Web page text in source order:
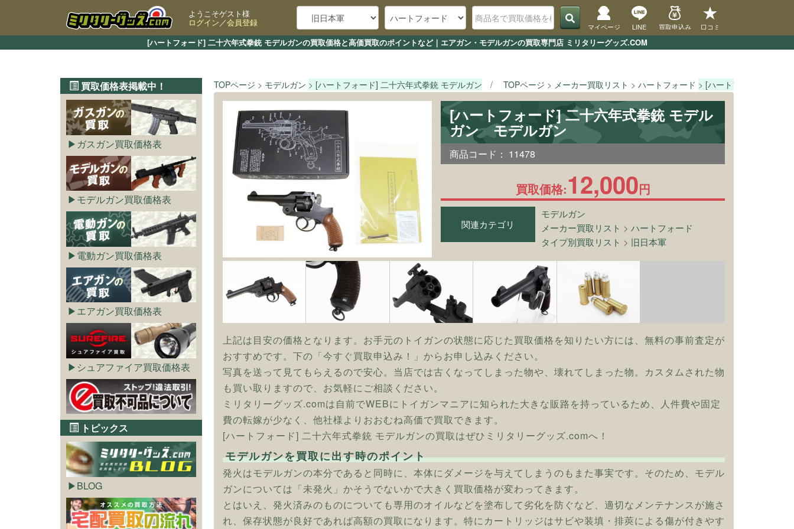
[ハートフォード] 二十六年式拳銃 モデルガンの買取価格と高価買取のポイントなど｜エアガン・モデルガンの買取専門店 ミリタリーグッズ.COM
ようこそゲスト様
ログイン／会員登録 マイページ LINE 買取申込み 口コミ
TOPページ モデルガン [ハートフォード] 二十六年式拳銃 モデルガン TOPページ メーカー買取リスト ハートフォード [ハートフォード] 二十
[ハートフォード] 二十六年式拳銃 モデル
ガン モデルガン
商品コード： 11478
買取価格:12,000円
関連カテゴリ
モデルガン
メーカー買取リスト >ハートフォード
タイプ別買取リスト > 旧日本軍
上記は目安の価格となります。お手元のトイガンの状態に応じた買取価格を知りたい方には、無料の事前査定が
おすすめです。下の「今すぐ買取申込み！」からお申し込みください。
写真を送って見てもらえるので安心。当店では古くなってしまった物や、壊れてしまった物。カスタムされた物
も買い取りますので、お気軽にご相談ください。
ミリタリーグッズ.comは自前でWEBにトイガンマニアに知られた大きな販路を持っているため、人件費や固定
費の転嫁が少なく、他社様よりおおむね高価で買取できます。
[ハートフォード] 二十六年式拳銃 モデルガンの買取はぜひミリタリーグッズ.comへ！
モデルガンを買取に出す時のポイント
発火はモデルガンの本分であると同時に、本体にダメージを与えてしまうのもまた事実です。そのため、モデル
ガンについては「未発火」かそうでないかで大きく買取価格が変わってきます。
とはいえ、発火済みのものについても専用のオイルなどを塗布して劣化を防ぐなど、適切なメンテナンスが施さ
れ、保存状態が良好であれば高額の買取になります。特にカートリッジはサビや装填・排莢による傷が付きやす
買取価格表掲載中！
ガスガン買取価格表
モデルガン買取価格表
電動ガン買取価格表
エアガン買取価格表
シュアファイア買取価格表
トピックス
BLOG